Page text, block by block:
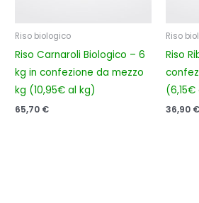
Riso biologico
Riso Carnaroli Biologico – 6
kg in confezione da mezzo
kg (10,95€ al kg)
65,70 €
Riso
Riso
(6,15€
36,90 €